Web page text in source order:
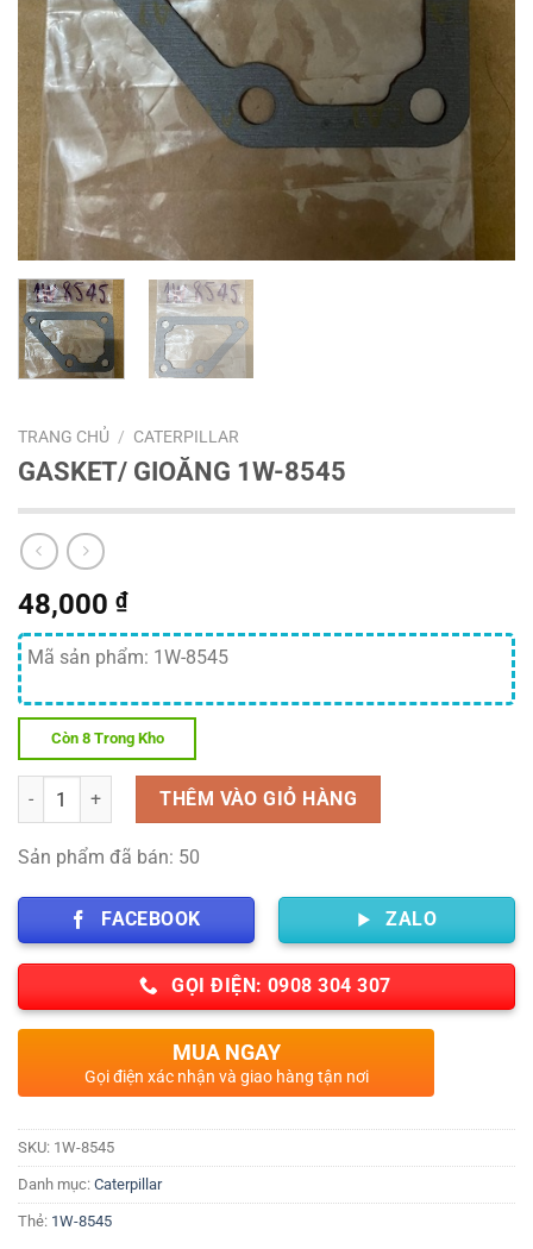
TRANG CHỦ / CATERPILLAR
GASKET/ GIOĂNG 1W-8545
48,000 ₫
Mã sản phẩm: 1W-8545
Còn 8 Trong Kho
Số lượng THÊM VÀO GIỎ HÀNG
Sản phẩm đã bán: 50
FACEBOOK ZALO
GỌI ĐIỆN: 0908 304 307
MUA NGAY
Gọi điện xác nhận và giao hàng tận nơi
SKU: 1W-8545
Danh mục: Caterpillar
Thẻ: 1W-8545